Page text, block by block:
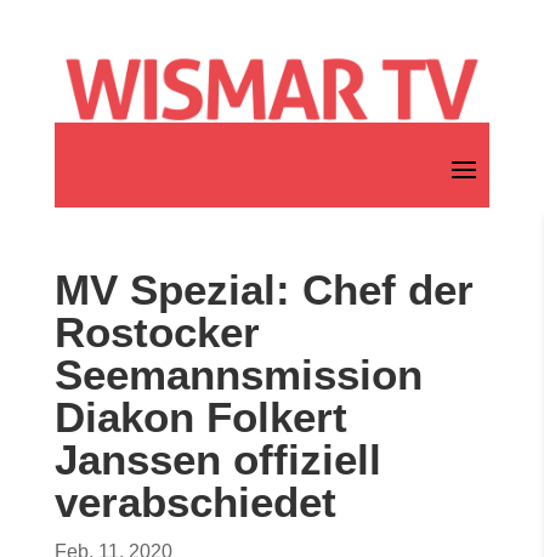
MV Spezial: Chef der
Rostocker
Seemannsmission
Diakon Folkert
Janssen offiziell
verabschiedet
Feb. 11, 2020